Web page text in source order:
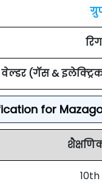
वेल्डर (गॅस &
for
10th